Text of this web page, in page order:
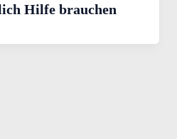
Hilfe brauchen